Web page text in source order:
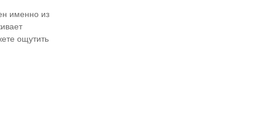
именно из
ощутить